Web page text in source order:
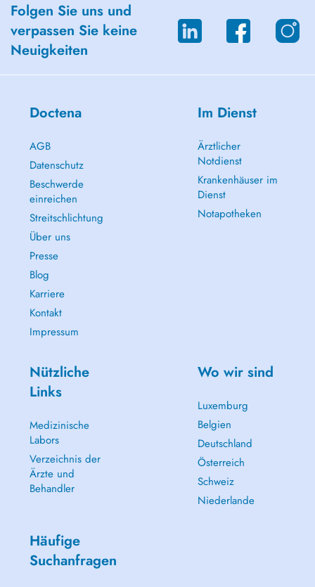
Folgen Sie uns und
verpassen Sie keine
Neuigkeiten
Doctena
AGB
Datenschutz
Beschwerde
einreichen
Streitschlichtung
Über uns
Presse
Blog
Karriere
Kontakt
Impressum
Im Dienst
Ärztlicher
Notdienst
Krankenhäuser im
Dienst
Notapotheken
Nützliche
Links
Medizinische
Labors
Verzeichnis der
Ärzte und
Behandler
Wo wir sind
Luxemburg
Belgien
Deutschland
Österreich
Schweiz
Niederlande
Häufige
Suchanfragen